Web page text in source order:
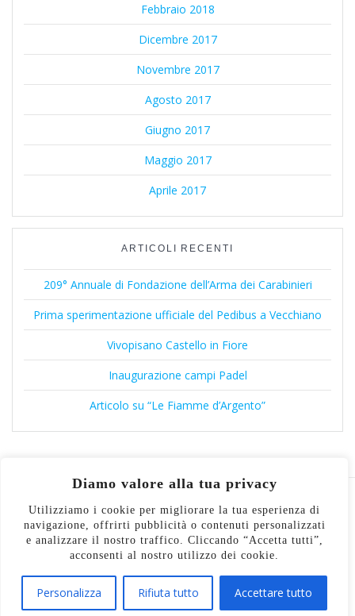
Diamo valore alla tua privacy
Utilizziamo i cookie per migliorare la tua esperienza di
navigazione, offrirti pubblicità o contenuti personalizzati
e analizzare il nostro traffico. Cliccando “Accetta tutti”,
acconsenti al nostro utilizzo dei cookie.
Personalizza Rifiuta tutto Accettare tutto
Febbraio 2018
Dicembre 2017
Novembre 2017
Agosto 2017
Giugno 2017
Maggio 2017
Aprile 2017
ARTICOLI RECENTI
209° Annuale di Fondazione dell’Arma dei Carabinieri
Prima sperimentazione ufficiale del Pedibus a Vecchiano
Vivopisano Castello in Fiore
Inaugurazione campi Padel
Articolo su “Le Fiamme d’Argento”
© 2026 Associazione Nazionale
Carabinieri. Realizzato con WordPress e con il tema